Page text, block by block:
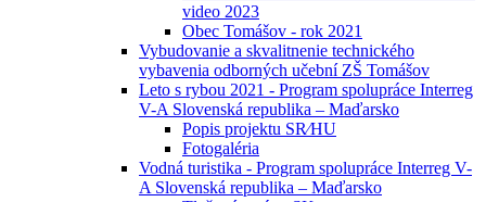
video 2023
Obec Tomášov - rok 2021
Vybudovanie a skvalitnenie technického
vybavenia odborných učební ZŠ Tomášov
Leto s rybou 2021 - Program spolupráce Interreg
V-A Slovenská republika – Maďarsko
Popis projektu SR⁄HU
Fotogaléria
Vodná turistika - Program spolupráce Interreg V-
A Slovenská republika – Maďarsko